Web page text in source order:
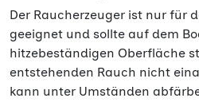
Der Raucherzeuger ist nur für
geeignet und sollte auf dem
hitzebeständigen Oberfläche
entstehenden Rauch nicht
kann unter Umständen